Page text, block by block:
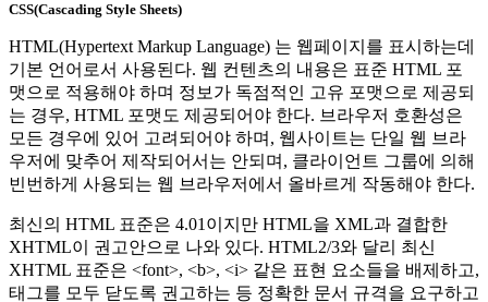
CSS(Cascading Style Sheets)
HTML(Hypertext Markup Language) 는 웹페이지를 표시하는데
기본 언어로서 사용된다. 웹 컨텐츠의 내용은 표준 HTML 포
맷으로 적용해야 하며 정보가 독점적인 고유 포맷으로 제공되
는 경우, HTML 포맷도 제공되어야 한다. 브라우저 호환성은
모든 경우에 있어 고려되어야 하며, 웹사이트는 단일 웹 브라
우저에 맞추어 제작되어서는 안되며, 클라이언트 그룹에 의해
빈번하게 사용되는 웹 브라우저에서 올바르게 작동해야 한다.
최신의 HTML 표준은 4.01이지만 HTML을 XML과 결합한
XHTML이 권고안으로 나와 있다. HTML2/3와 달리 최신
XHTML 표준은 <font>, <b>, <i> 같은 표현 요소들을 배제하고,
태그를 모두 닫도록 권고하는 등 정확한 문서 규격을 요구하고